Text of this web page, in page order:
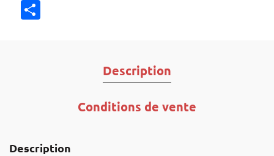
Description
Conditions de vente
Description